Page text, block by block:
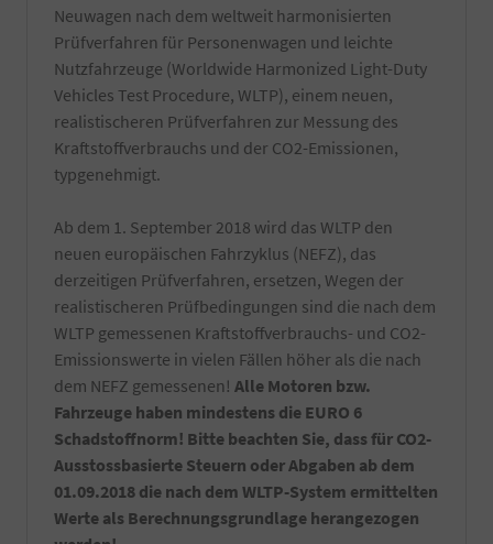
verwendet
und
natürlich
nur
von
Hand
gewaschen.
kurz
vor
Fahrzeugabholung
bzw.
Fahrzeugübergabe.
-
Notfallset
Verbandsmaterial,
Warndreieck,
Maske,
Warnweste)
Ein
Satz
Neuwagen nach dem weltweit harmonisierten
Prüfverfahren für Personenwagen und leichte
Nutzfahrzeuge (Worldwide Harmonized Light-Duty
Vehicles Test Procedure, WLTP), einem neuen,
realistischeren Prüfverfahren zur Messung des
Kraftstoffverbrauchs und der CO2-Emissionen,
typgenehmigt.
Ab dem 1. September 2018 wird das WLTP den
neuen europäischen Fahrzyklus (NEFZ), das
derzeitigen Prüfverfahren, ersetzen, Wegen der
realistischeren Prüfbedingungen sind die nach dem
WLTP gemessenen Kraftstoffverbrauchs- und CO2-
Emissionswerte in vielen Fällen höher als die nach
dem NEFZ gemessenen! Alle Motoren bzw.
Fahrzeuge haben mindestens die EURO 6
Schadstoffnorm! Bitte beachten Sie, dass für CO2-
Ausstossbasierte Steuern oder Abgaben ab dem
01.09.2018 die nach dem WLTP-System ermittelten
Werte als Berechnungsgrundlage herangezogen